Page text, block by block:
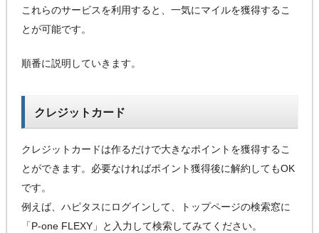
これらのサービスを利用すると、一気にマイルを獲得するこ
とが可能です。
順番に説明していきます。
クレジットカード
クレジットカードは作るだけで大きなポイントを獲得するこ
とができます。必要なければポイント獲得後に解約してもOK
です。
例えば、ハピタスにログインして、トップページの検索窓に
「P-one FLEXY」と入力して検索してみてください。